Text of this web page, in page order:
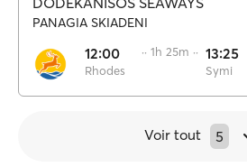
PANAGIA SKIADENI
12:00
Rhodes
·· 1h 25m ·· 13:25
Symi
Voir tout 5